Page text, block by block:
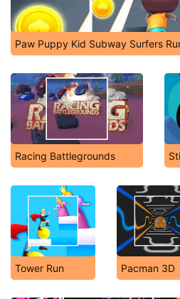
Paw Puppy Kid Subway Surfers
Racing Battlegrounds
Tower Run Pacman 3D